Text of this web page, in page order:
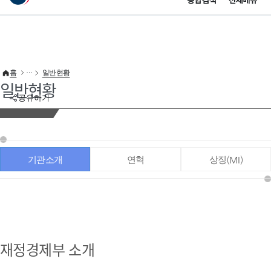
이 누리집은 대한민국 공식 전자정부 누리집입니다.
공유하기
홈 일반현황
일반현황
기관소개 연혁 상징(MI)
재정경제부 소개